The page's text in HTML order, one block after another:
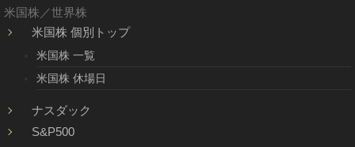
米国株／世界株
米国株 個別トップ
米国株 一覧
米国株 休場日
ナスダック
S&P500